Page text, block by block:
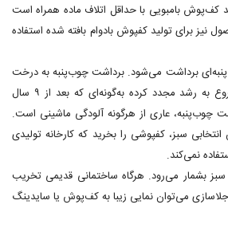
کف‌پوش بامبویی با حداقل اتلاف ماده همراه است
نیز برای تولید کفپوش بادوام بافته شده استفاده
برداشت می‌شود. برداشت چوب‌پنبه به درخت
صدمه نمی‌زند و بلافاصله شروع به رشد مجدد کرده به‌گونه‌ای که بعد از ۹ سال
چوب‌پنبه، عاری از هرگونه آلودگی ماشینی است.
سبز، کفپوشی را بخرید که کارخانه تولیدی
بشمار می‌رود. هرگاه ساختمانی قدیمی تخریب
می‌توان نمایی زیبا به کف‌پوش یا سایدینگ